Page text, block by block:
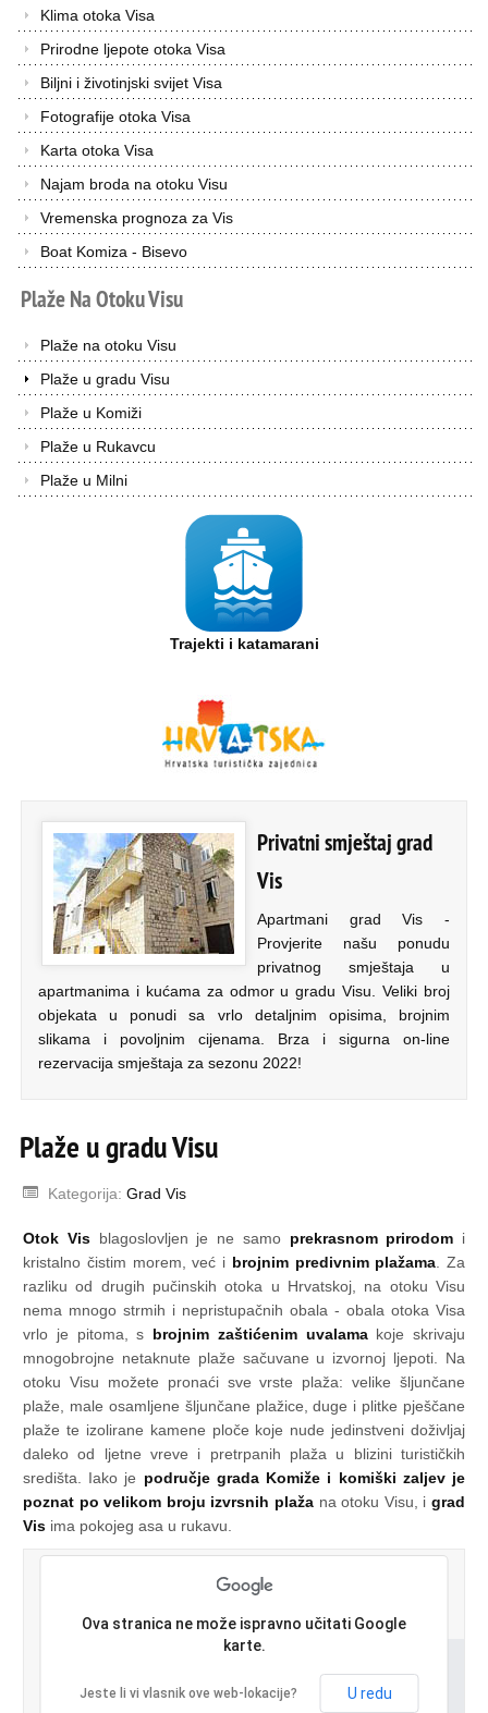
Klima otoka Visa
Prirodne ljepote otoka Visa
Biljni i životinjski svijet Visa
Fotografije otoka Visa
Karta otoka Visa
Najam broda na otoku Visu
Vremenska prognoza za Vis
Boat Komiza - Bisevo
PlažeNaOtokuVisu
Plaže na otoku Visu
Plaže u gradu Visu
Plaže u Komiži
Plaže u Rukavcu
Plaže u Milni
Trajekti i katamarani
Privatni smještaj grad
Vis
Apartmani grad Vis -
Provjerite našu ponudu
privatnog smještaja u
apartmanima i kućama za odmor u gradu Visu. Veliki broj
objekata u ponudi sa vrlo detaljnim opisima, brojnim
slikama i povoljnim cijenama. Brza i sigurna on-line
rezervacija smještaja za sezonu 2022!
Plaže u gradu Visu
Kategorija: Grad Vis
Otok Visblagoslovljen je ne samo prekrasnom prirodom i
kristalno čistim morem, već i brojnim predivnim plažama . Za
razliku od drugih pučinskih otoka u Hrvatskoj, na otoku Visu
nema mnogo strmih i nepristupačnih obala - obala otoka Visa
vrlo je pitoma, s brojnim zaštićenim uvalamakoje skrivaju
mnogobrojne netaknute plaže sačuvane u izvornoj ljepoti. Na
otoku Visu možete pronaći sve vrste plaža: velike šljunčane
plaže, male osamljene šljunčane plažice, duge i plitke pješčane
plaže te izolirane kamene ploče koje nude jedinstveni doživljaj
daleko od ljetne vreve i pretrpanih plaža u blizini turističkih
središta. Iako je područje grada Komiže i komiški zaljev je
poznat po velikom broju izvrsnih plaža na otoku Visu, i grad
Vis ima pokojeg asa u rukavu.
Ova stranica ne može ispravno učitati Google
karte.
Jeste li vi vlasnik ove web-lokacije? U redu